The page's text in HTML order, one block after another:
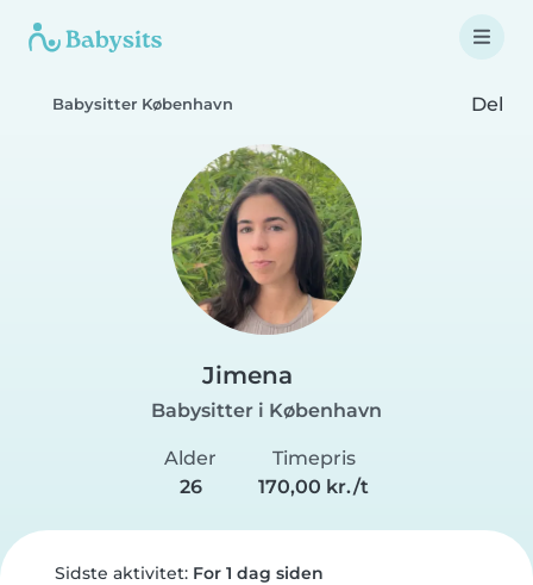
Babysitter København Del
Jimena
Babysitter i København
Alder
26
Timepris
170,00 kr./t
Sidste aktivitet: For 1 dag siden